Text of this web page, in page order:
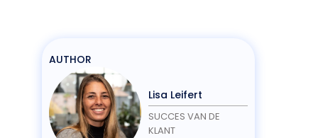
AUTHOR
Lisa Leifert
SUCCES VAN DE
KLANT